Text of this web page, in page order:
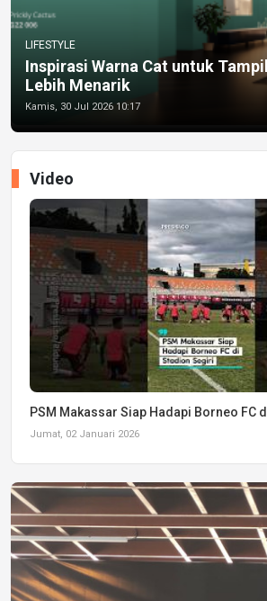
LIFESTYLE
Inspirasi Warna Cat untuk
Lebih Menarik
Kamis, 30 Jul 2026 10:17
Video
PSM Makassar Siap Hadapi Borneo FC
Jumat, 02 Januari 2026